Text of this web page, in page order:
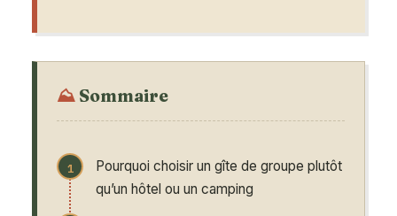
Sommaire
Pourquoi choisir un gîte de groupe plutôt
qu’un hôtel ou un camping